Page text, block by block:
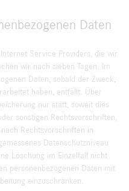
Daten
Service Providers, die wir
wir nach sieben Tagen. Im
Daten, sobald der Zweck,
haben, entfällt. Über
nur statt, soweit dies
sonstigen Rechtsvorschriften,
Rechtsvorschriften in
Datenschutzniveau
Löschung im Einzelfall nicht
personenbezogenen Daten mit
einzuschränken.